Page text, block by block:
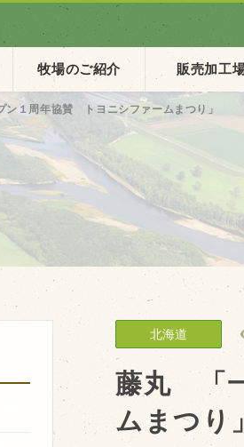
牧場のご紹介 販売加工
北海道
藤丸 「
ムまつり
１周年協賛 トヨニシファームまつり」
ダー